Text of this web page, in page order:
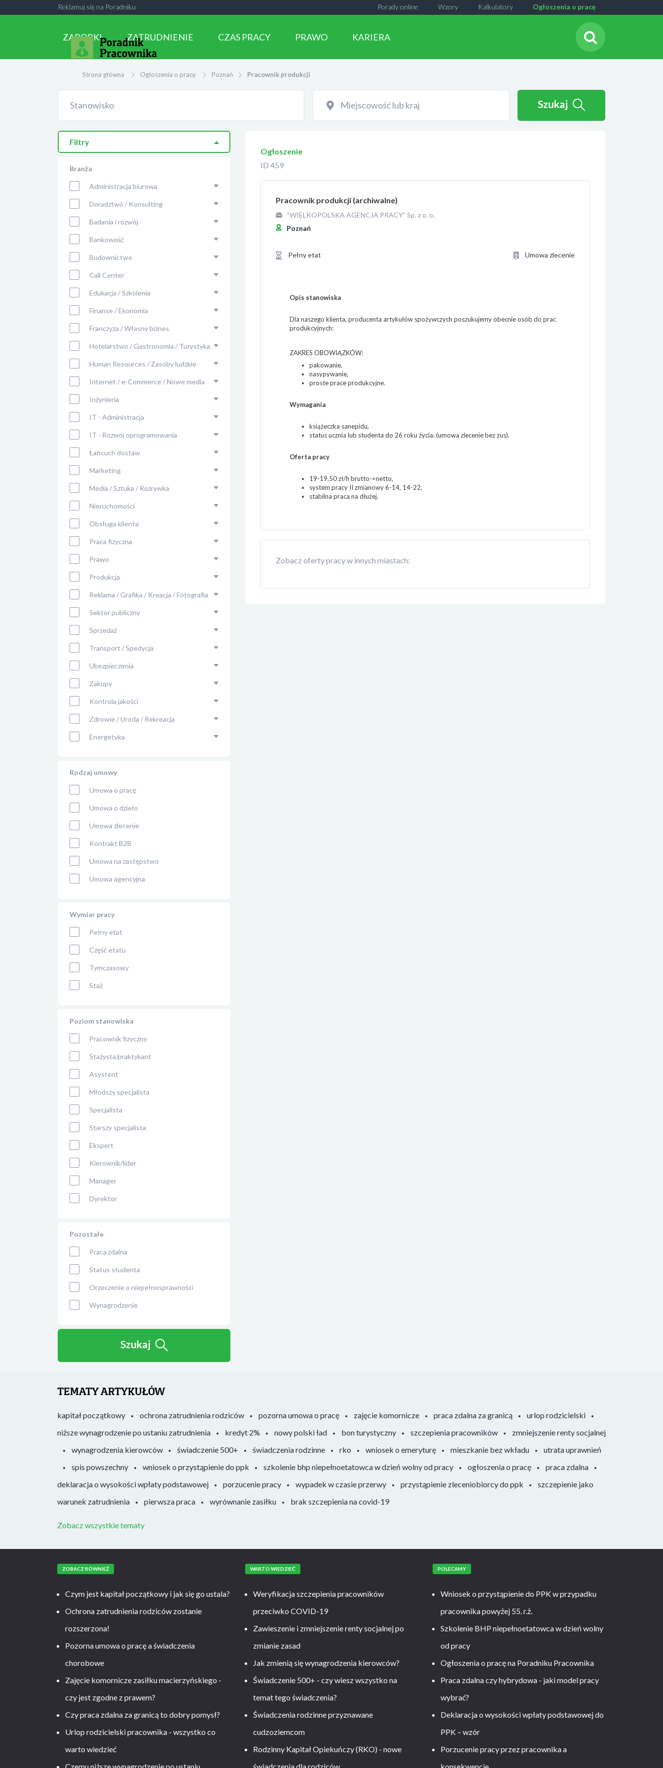
Reklamuj się na Poradniku Ogłoszenia o pracę
Kalkulatory
Wzory
Porady online
ZAROBKI ZATRUDNIENIE CZAS PRACY PRAWO KARIERA
Strona główna Ogłoszenia o pracę Poznań Pracownik produkcji
Szukaj
Filtry
Branża
Administracja biurowa
Doradztwo / Konsulting
Badania i rozwój
Bankowość
Budownictwo
Call Center
Edukacja / Szkolenia
Finanse / Ekonomia
Franczyza / Własny biznes
Hotelarstwo / Gastronomia / Turystyka
Human Resources / Zasoby ludzkie
Internet / e-Commerce / Nowe media
Inżynieria
IT - Administracja
IT - Rozwój oprogramowania
Łańcuch dostaw
Marketing
Media / Sztuka / Rozrywka
Nieruchomości
Obsługa klienta
Praca fizyczna
Prawo
Produkcja
Reklama / Grafika / Kreacja / Fotografia
Sektor publiczny
Sprzedaż
Transport / Spedycja
Ubezpieczenia
Zakupy
Kontrola jakości
Zdrowie / Uroda / Rekreacja
Energetyka
Rodzaj umowy
Umowa o pracę
Umowa o dzieło
Umowa zlecenie
Kontrakt B2B
Umowa na zastępstwo
Umowa agencyjna
Wymiar pracy
Pełny etat
Część etatu
Tymczasowy
Staż
Poziom stanowiska
Pracownik fizyczny
Stażysta/praktykant
Asystent
Młodszy specjalista
Specjalista
Starszy specjalista
Ekspert
Kierownik/lider
Manager
Dyrektor
Pozostałe
Praca zdalna
Status studenta
Orzeczenie o niepełnosprawności
Wynagrodzenie
Szukaj
Ogłoszenie
ID 459
Pracownik produkcji (archiwalne)
”WIELKOPOLSKA AGENCJA PRACY” Sp. z o. o.
Poznań
Pełny etat Umowa zlecenie
Opis stanowiska
Dla naszego klienta, producenta artykułów spożywczych poszukujemy obecnie osób do prac
produkcyjnych:
ZAKRES OBOWIĄZKÓW:
pakowanie,
nasypywanie,
proste prace produkcyjne.
Wymagania
książeczka sanepidu,
status ucznia lub studenta do 26 roku życia. (umowa zlecenie bez zus).
Oferta pracy
19-19,50 zł/h brutto-=netto,
system pracy II zmianowy 6-14, 14-22,
stabilna praca na dłużej.
Zobacz oferty pracy w innych miastach:
TEMATY ARTYKUŁÓW
kapitał początkowy ochrona zatrudnienia rodziców pozorna umowa o pracę zajęcie komornicze praca zdalna za granicą
urlop rodzicielski
niższe wynagrodzenie po ustaniu zatrudnienia
kredyt 2% nowy polski ład bon turystyczny szczepienia pracowników
zmniejszenie renty socjalnej
wynagrodzenia kierowców
świadczenie 500+ świadczenia rodzinne rko wniosek o emeryturę mieszkanie bez wkładu
utrata uprawnień
spis powszechny
wniosek o przystąpienie do ppk szkolenie bhp niepełnoetatowca w dzień wolny od pracy ogłoszenia o pracę
praca zdalna
deklaracja o wysokości wpłaty podstawowej
porzucenie pracy wypadek w czasie przerwy przystąpienie zleceniobiorcy do ppk
szczepienie jako
warunek zatrudnienia
pierwsza praca wyrównanie zasiłku brak szczepienia na covid-19
Zobacz wszystkie tematy
ZOBACZ RÓWNIEŻ
Czym jest kapitał początkowy i jak się go ustala?
Ochrona zatrudnienia rodziców zostanie
rozszerzona!
Pozorna umowa o pracę a świadczenia
chorobowe
Zajęcie komornicze zasiłku macierzyńskiego -
czy jest zgodne z prawem?
Czy praca zdalna za granicą to dobry pomysł?
Urlop rodzicielski pracownika - wszystko co
warto wiedzieć
WARTO WIEDZIEĆ
Weryfikacja szczepienia pracowników
przeciwko COVID-19
Zawieszenie i zmniejszenie renty socjalnej po
zmianie zasad
Jak zmienią się wynagrodzenia kierowców?
Świadczenie 500+ - czy wiesz wszystko na
temat tego świadczenia?
Świadczenia rodzinne przyznawane
cudzoziemcom
Rodzinny Kapitał Opiekuńczy (RKO) - nowe
POLECAMY
Wniosek o przystąpienie do PPK w przypadku
pracownika powyżej 55. r.ż.
Szkolenie BHP niepełnoetatowca w dzień wolny
od pracy
Ogłoszenia o pracę na Poradniku Pracownika
Praca zdalna czy hybrydowa - jaki model pracy
wybrać?
Deklaracja o wysokości wpłaty podstawowej do
PPK – wzór
Porzucenie pracy przez pracownika a